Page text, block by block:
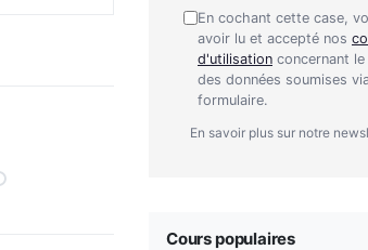
En cochant cette case,
avoir lu et accepté nos
d'utilisation concernant
des données soumises
formulaire.
En savoir plus sur notre
Cours populaires